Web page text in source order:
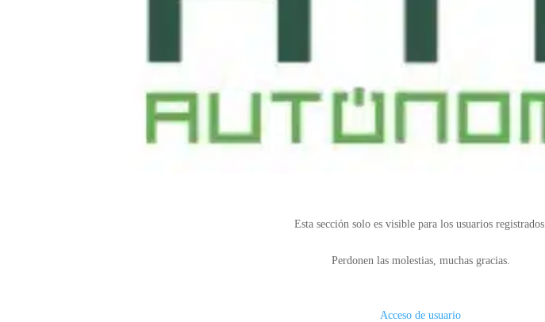
Esta sección solo es visible para los usuarios registrados.
Perdonen las molestias, muchas gracias.
Acceso de usuario